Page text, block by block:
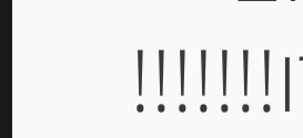
יחידות